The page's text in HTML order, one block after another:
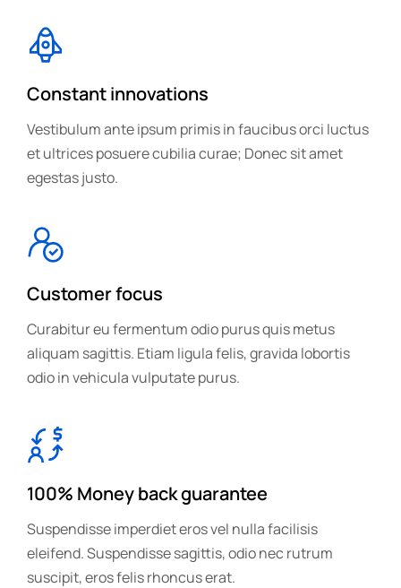
Constant innovations
Vestibulum ante ipsum primis in faucibus orci luctus
et ultrices posuere cubilia curae; Donec sit amet
egestas justo.
Customer focus
Curabitur eu fermentum odio purus quis metus
aliquam sagittis. Etiam ligula felis, gravida lobortis
odio in vehicula vulputate purus.
100% Money back guarantee
Suspendisse imperdiet eros vel nulla facilisis
eleifend. Suspendisse sagittis, odio nec rutrum
suscipit, eros felis rhoncus erat.